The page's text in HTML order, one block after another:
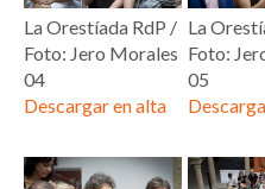
La Orestíada RdP /
Foto: Jero Morales
04
Descargar en alta
La
Foto:
05